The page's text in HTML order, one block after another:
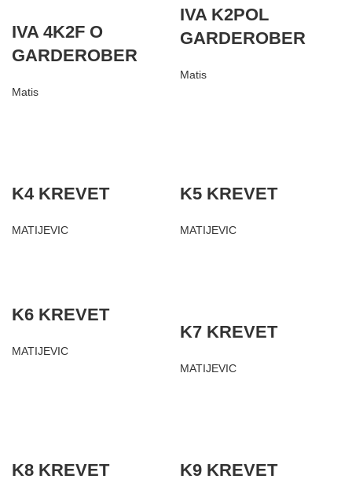
IVA 4K2F O
GARDEROBER
Matis
IVA K2POL
GARDEROBER
Matis
K4 KREVET
MATIJEVIC
K5 KREVET
MATIJEVIC
K6 KREVET
MATIJEVIC
K7 KREVET
MATIJEVIC
K8 KREVET K9 KREVET